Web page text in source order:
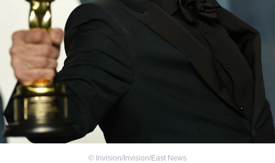
© Invision/Invision/East News